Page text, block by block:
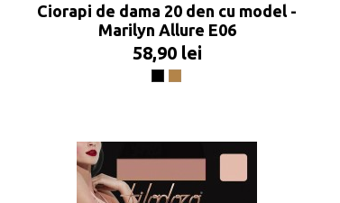
Ciorapi de dama 20 den cu model -
Marilyn Allure E06
58,90 lei
NegruBeige